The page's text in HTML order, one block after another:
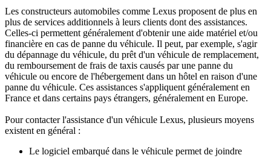
Les constructeurs automobiles comme Lexus proposent de plus en
plus de services additionnels à leurs clients dont des assistances.
Celles-ci permettent généralement d'obtenir une aide matériel et/ou
financière en cas de panne du véhicule. Il peut, par exemple, s'agir
du dépannage du véhicule, du prêt d'un véhicule de remplacement,
du remboursement de frais de taxis causés par une panne du
véhicule ou encore de l'hébergement dans un hôtel en raison d'une
panne du véhicule. Ces assistances s'appliquent généralement en
France et dans certains pays étrangers, généralement en Europe.
Pour contacter l'assistance d'un véhicule Lexus, plusieurs moyens
existent en général :
Le logiciel embarqué dans le véhicule permet de joindre